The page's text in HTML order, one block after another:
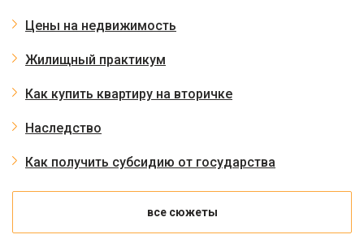
Цены на недвижимость
Жилищный практикум
Как купить квартиру на вторичке
Наследство
Как получить субсидию от государства
все сюжеты